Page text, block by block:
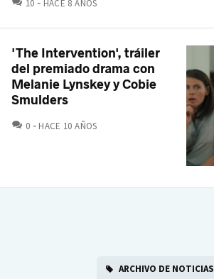
10 HACE 8 AÑOS
'The Intervention', tráiler
del premiado drama con
Melanie Lynskey y Cobie
Smulders
0 COMENTARIOS
HACE 10 AÑOS
ARCHIVO DE NOTICIAS